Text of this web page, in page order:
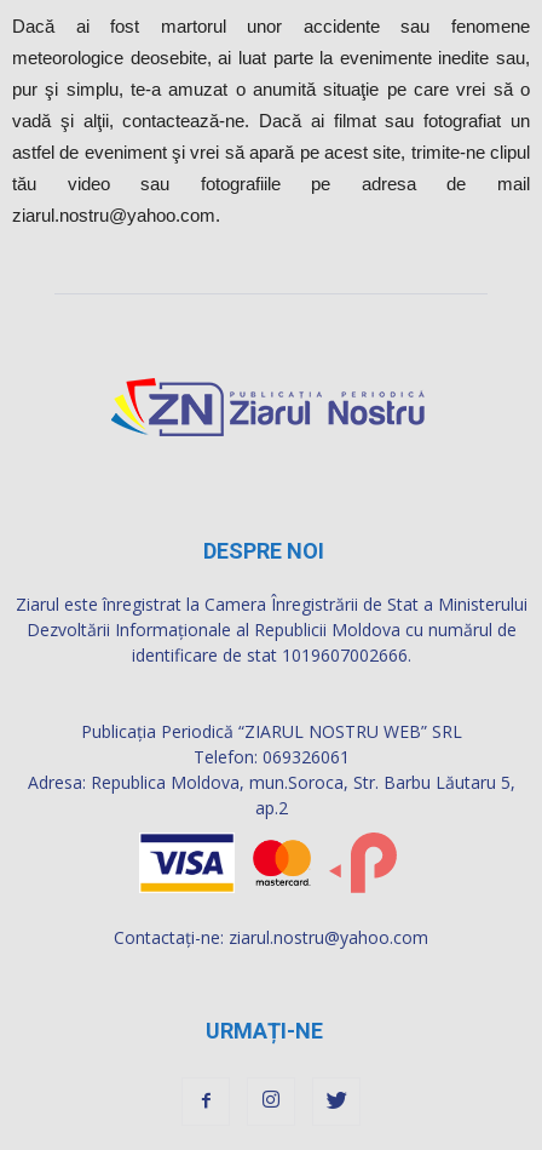
Dacă ai fost martorul unor accidente sau fenomene
meteorologice deosebite, ai luat parte la evenimente inedite sau,
pur şi simplu, te-a amuzat o anumită situaţie pe care vrei să o
vadă şi alţii, contactează-ne. Dacă ai filmat sau fotografiat un
astfel de eveniment şi vrei să apară pe acest site, trimite-ne clipul
tău video sau fotografiile pe adresa de mail
ziarul.nostru@yahoo.com.
DESPRE NOI
Ziarul este înregistrat la Camera Înregistrării de Stat a Ministerului
Dezvoltării Informaţionale al Republicii Moldova cu numărul de
identificare de stat 1019607002666.
Publicația Periodică “ZIARUL NOSTRU WEB” SRL
Telefon: 069326061
Adresa: Republica Moldova, mun.Soroca, Str. Barbu Lăutaru 5,
ap.2
Contactați-ne: ziarul.nostru@yahoo.com
URMAȚI-NE